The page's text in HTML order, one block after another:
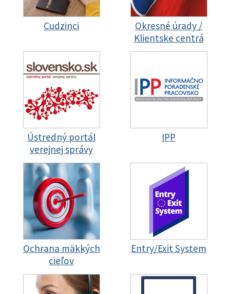
Cudzinci
Okresné úrady /
Klientske centrá
Ústredný portál
verejnej správy
IPP
Ochrana mäkkých
cieľov
Entry/Exit System